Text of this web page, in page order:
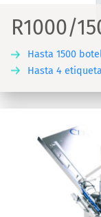
R1000/
Hasta 1500
Hasta 4